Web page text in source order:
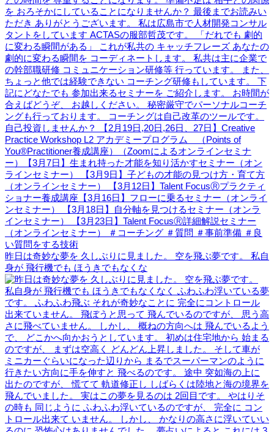
昨日は奇妙な夢を 久しぶりに見ました。 空を飛ぶ夢です。 私自
身が 飛行機でも ほうきでもなくな